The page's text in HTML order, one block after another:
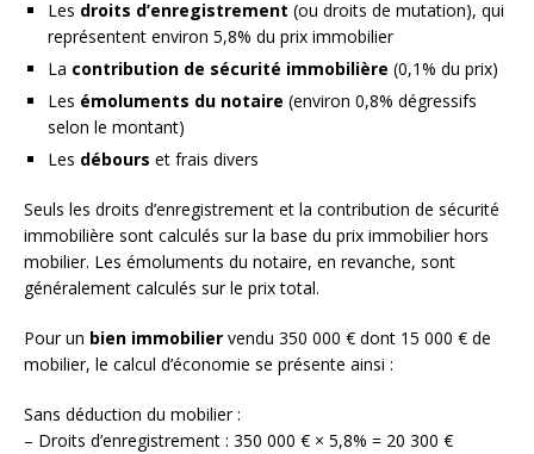
Les droits d’enregistrement (ou droits de mutation), qui
représentent environ 5,8% du prix immobilier
La contribution de sécurité immobilière (0,1% du prix)
Les émoluments du notaire (environ 0,8% dégressifs
selon le montant)
Les débours et frais divers
Seuls les droits d’enregistrement et la contribution de sécurité
immobilière sont calculés sur la base du prix immobilier hors
mobilier. Les émoluments du notaire, en revanche, sont
généralement calculés sur le prix total.
Pour un bien immobilier vendu 350 000 € dont 15 000 € de
mobilier, le calcul d’économie se présente ainsi :
Sans déduction du mobilier :
– Droits d’enregistrement : 350 000 € × 5,8% = 20 300 €